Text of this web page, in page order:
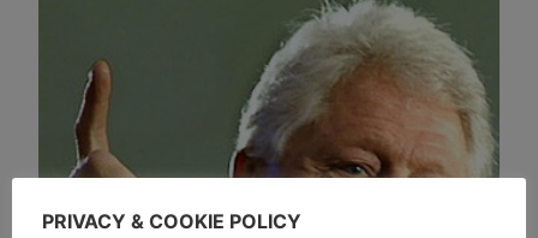
PRIVACY & COOKIE POLICY